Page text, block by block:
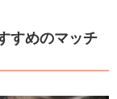
すめのマッチ